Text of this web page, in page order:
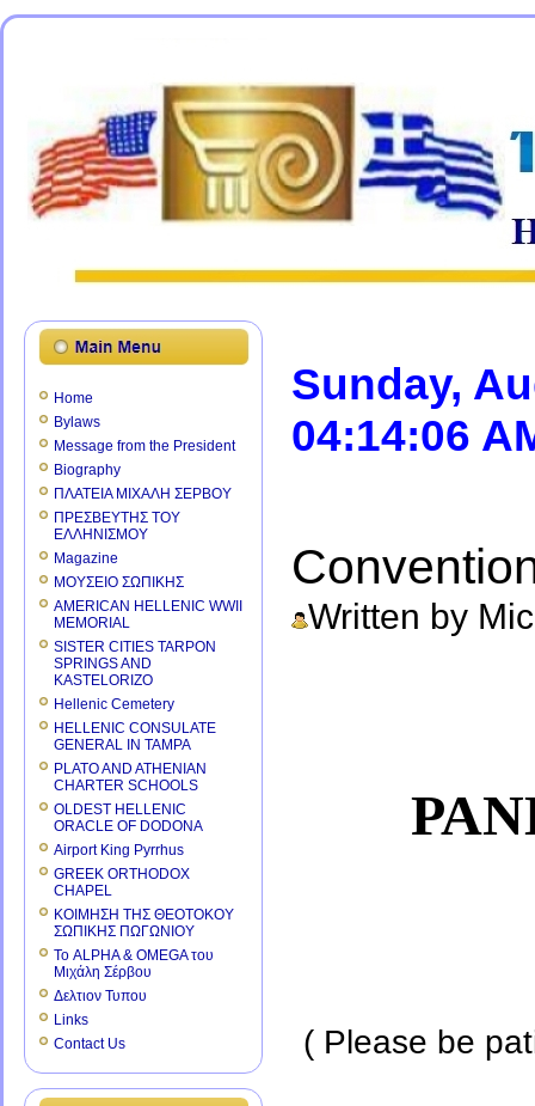
Home
Bylaws
Message from the President
Biography
ΠΛΑΤΕΙΑ ΜΙΧΑΛΗ ΣΕΡΒΟΥ
ΠΡΕΣΒΕΥΤΗΣ ΤΟΥ
ΕΛΛΗΝΙΣΜΟΥ
Magazine
ΜΟΥΣΕΙΟ ΣΩΠΙΚΗΣ
AMERICAN HELLENIC WWII
MEMORIAL
SISTER CITIES TARPON
SPRINGS AND
KASTELORIZO
Hellenic Cemetery
HELLENIC CONSULATE
GENERAL IN TAMPA
PLATO AND ATHENIAN
CHARTER SCHOOLS
OLDEST HELLENIC
ORACLE OF DODONA
Airport King Pyrrhus
GREEK ORTHODOX
CHAPEL
ΚΟΙΜΗΣΗ ΤΗΣ ΘΕΟΤΟΚΟΥ
ΣΩΠΙΚΗΣ ΠΩΓΩΝΙΟΥ
Το ALPHA & OMEGA του
Μιχάλη Σέρβου
Δελτιον Τυπου
Links
Contact Us
Sunday,
04:14:06
Written by
( Please be